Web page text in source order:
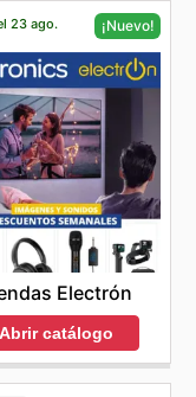
23 ago. ¡Nuevo!
Electrón
Abrir catálogo